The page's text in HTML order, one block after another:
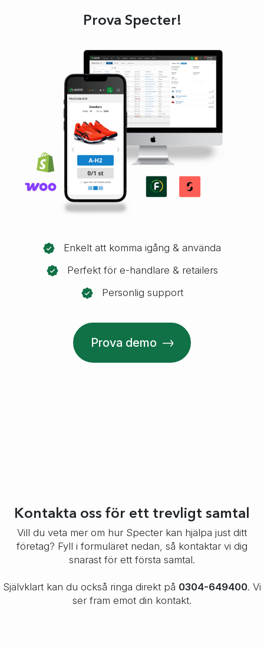
Prova Specter!
Enkelt att komma igång & använda
Perfekt för e-handlare & retailers
Personlig support
Prova demo
Kontakta oss för ett trevligt samtal
Vill du veta mer om hur Specter kan hjälpa just ditt
företag? Fyll i formuläret nedan, så kontaktar vi dig
snarast för ett första samtal.
Självklart kan du också ringa direkt på 0304-649400. Vi
ser fram emot din kontakt.